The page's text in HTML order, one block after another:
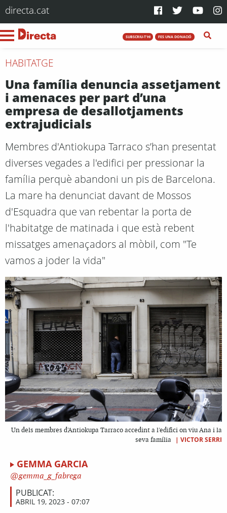
directa.cat
SUBSCRIU-T'HI FES UNA DONACIÓ
HABITATGE
Una família denuncia assetjament
i amenaces per part d’una
empresa de desallotjaments
extrajudicials
Membres d'Antiokupa Tarraco s’han presentat
diverses vegades a l'edifici per pressionar la
família perquè abandoni un pis de Barcelona.
La mare ha denunciat davant de Mossos
d'Esquadra que van rebentar la porta de
l'habitatge de matinada i que està rebent
missatges amenaçadors al mòbil, com "Te
vamos a joder la vida"
Un dels membres d'Antiokupa Tarraco accedint a l'edifici on viu Ana i la
seva família
| VICTOR SERRI
GEMMA GARCIA
gemma_g_fabrega
PUBLICAT:
ABRIL 19, 2023 - 07:07